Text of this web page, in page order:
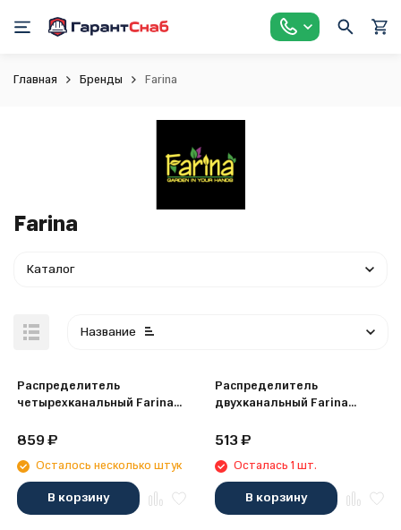
Главная Бренды Farina
Farina
Каталог
Название
Распределитель
четырехканальный Farina
859₽
Осталось несколько штук
В корзину
Распределитель
двухканальный Farina
513₽
Осталась 1 шт.
В корзину